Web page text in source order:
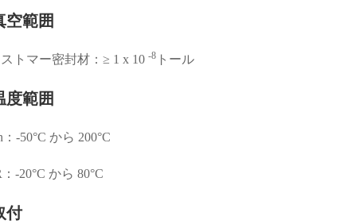
空範囲
トマー密封材：≥ 1 x 10 -8 トール
度範囲
-50°C から 200°C
-20°C から 80°C
付